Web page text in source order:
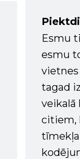
Esmu
esmu
tagad
veikalā
citiem,
tīmekļa